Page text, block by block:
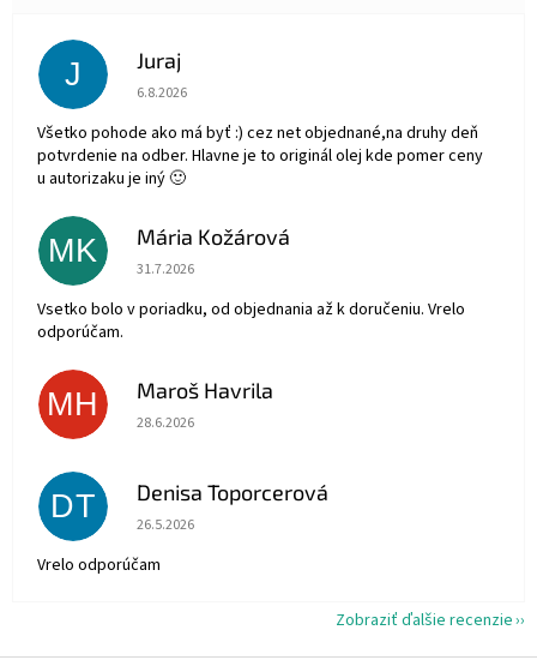
J Juraj
Hodnotenie obchodu je 5 z 5 hviezdičiek.
6.8.2026
Všetko pohode ako má byť :) cez net objednané,na druhy deň
potvrdenie na odber. Hlavne je to originál olej kde pomer ceny
u autorizaku je iný 🙂
MK Mária Kožárová
Hodnotenie obchodu je 5 z 5 hviezdičiek.
31.7.2026
Vsetko bolo v poriadku, od objednania až k doručeniu. Vrelo
odporúčam.
MH Maroš Havrila
Hodnotenie obchodu je 5 z 5 hviezdičiek.
28.6.2026
DT Denisa Toporcerová
Hodnotenie obchodu je 5 z 5 hviezdičiek.
26.5.2026
Vrelo odporúčam
Zobraziť ďalšie recenzie